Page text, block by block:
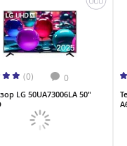
(0) 0
LG 50UA73006LA 50"